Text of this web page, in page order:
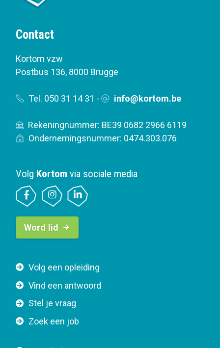
Contact
Kortom vzw
Postbus 136, 8000 Brugge
Tel. 050 31 14 31 - info@kortom.be
Rekeningnummer: BE39 0682 2966 6119
Ondernemingsnummer: 0474.303.076
F
o
t
e
Volg een opleiding
Vind een antwoord
Stel je vraag
Zoek een job
Volg Kortom via sociale media
B
t
o
n
a
v
Word lid